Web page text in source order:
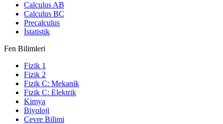
Calculus AB
Calculus BC
Precalculus
İstatistik
Fen Bilimleri
Fizik 1
Fizik 2
Fizik C: Mekanik
Fizik C: Elektrik
Kimya
Biyoloji
Çevre Bilimi